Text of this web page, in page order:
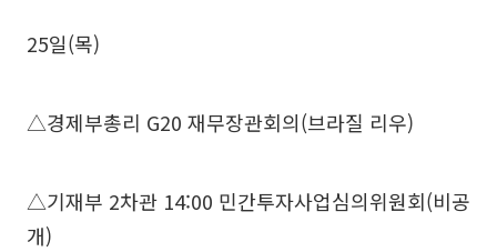
25일(목)
△경제부총리 G20 재무장관회의(브라질 리우)
△기재부 2차관 14:00 민간투자사업심의위원회(비공
개)